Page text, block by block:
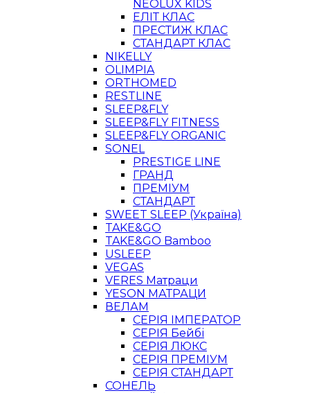
NEOLUX KIDS
ЕЛІТ КЛАС
ПРЕСТИЖ КЛАС
СТАНДАРТ КЛАС
NIKELLY
OLIMPIA
ORTHOMED
RESTLINE
SLEEP&FLY
SLEEP&FLY FITNESS
SLEEP&FLY ORGANIC
SONEL
PRESTIGE LINE
ГРАНД
ПРЕМІУМ
СТАНДАРТ
SWEET SLEEP (Україна)
TAKE&GO
TAKE&GO Bamboo
USLEEP
VEGAS
VERES Матраци
YESON МАТРАЦИ
ВЕЛАМ
СЕРІЯ ІМПЕРАТОР
СЕРІЯ Бейбі
СЕРІЯ ЛЮКС
СЕРІЯ ПРЕМІУМ
СЕРІЯ СТАНДАРТ
СОНЕЛЬ